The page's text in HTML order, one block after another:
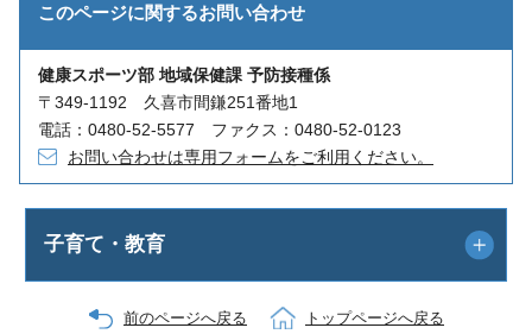
このページに関するお問い合わせ
健康スポーツ部 地域保健課 予防接種係
〒349-1192 久喜市間鎌251番地1
電話：0480-52-5577 ファクス：0480-52-0123
お問い合わせは専用フォームをご利用ください。
子育て・教育
前のページへ戻る トップページへ戻る